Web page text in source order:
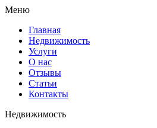
Меню
Главная
Недвижимость
Услуги
О нас
Отзывы
Статьи
Контакты
Недвижимость